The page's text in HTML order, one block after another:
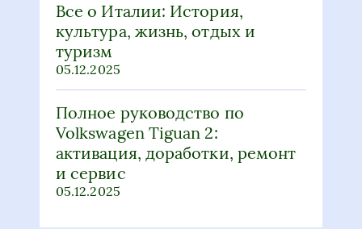
Все о Италии: История,
культура, жизнь, отдых и
туризм
05.12.2025
Полное руководство по
Volkswagen Tiguan 2:
активация, доработки, ремонт
и сервис
05.12.2025